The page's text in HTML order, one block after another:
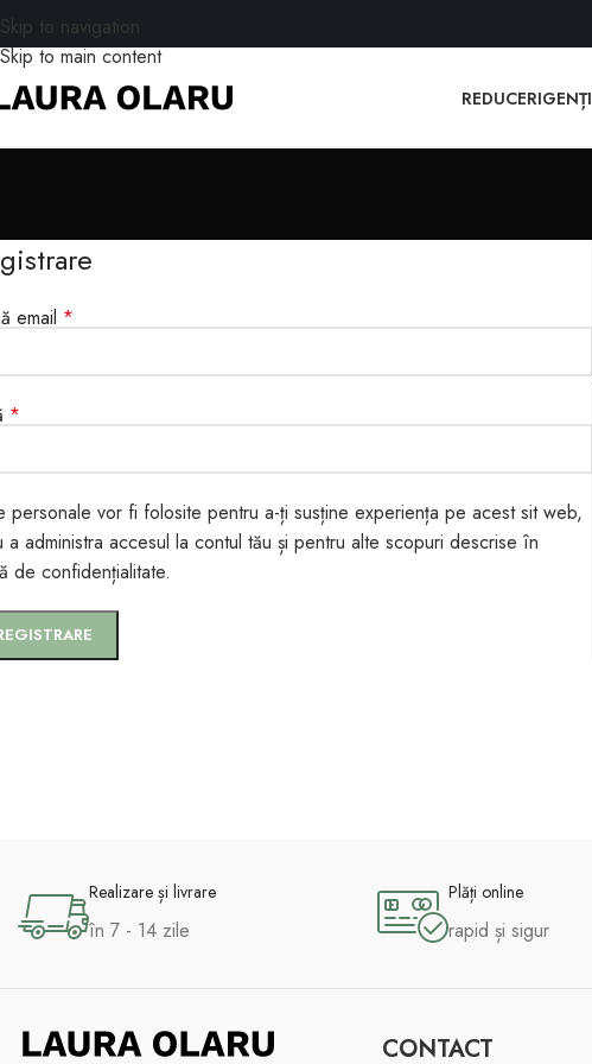
Skip to navigation
Skip to main content
REDUCERIGENȚI
email *
*
personale vor fi folosite pentru a-ți susține experiența pe acest sit web,
a administra accesul la contul tău și pentru alte scopuri descrise în
de confidențialitate.
Realizare și livrare
în 7 - 14 zile
Plăți online
rapid și sigur
CONTACT